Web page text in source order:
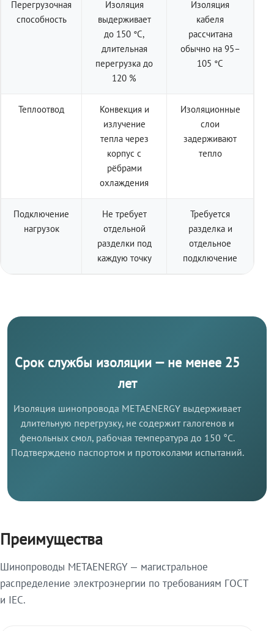
Перегрузочная
способность
Изоляция
выдерживает
до 150 °C,
длительная
перегрузка до
120 %
Изоляция
кабеля
рассчитана
обычно на 95–
105 °C
Теплоотвод
Конвекция и
излучение
тепла через
корпус с
рёбрами
охлаждения
Изоляционные
слои
задерживают
тепло
Подключение
нагрузок
Не требует
отдельной
разделки под
каждую точку
Требуется
разделка и
отдельное
подключение
Срок службы изоляции — не менее 25
лет
Изоляция шинопровода METAENERGY выдерживает
длительную перегрузку, не содержит галогенов и
фенольных смол, рабочая температура до 150 °C.
Подтверждено паспортом и протоколами испытаний.
Преимущества
Шинопроводы METAENERGY — магистральное
распределение электроэнергии по требованиям ГОСТ
и IEC.